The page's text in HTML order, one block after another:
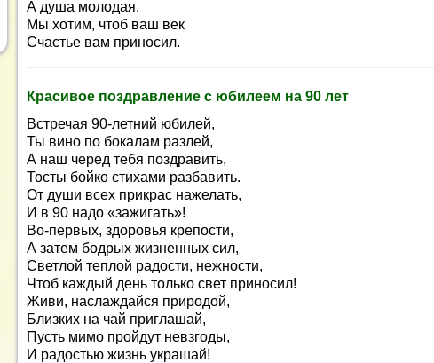
А душа молодая.
Мы хотим, чтоб ваш век
Счастье вам приносил.
Красивое поздравление с юбилеем на 90 лет
Встречая 90-летний юбилей,
Ты вино по бокалам разлей,
А наш черед тебя поздравить,
Тосты бойко стихами разбавить.
От души всех прикрас нажелать,
И в 90 надо «зажигать»!
Во-первых, здоровья крепости,
А затем бодрых жизненных сил,
Светлой теплой радости, нежности,
Чтоб каждый день только свет приносил!
Живи, наслаждайся природой,
Близких на чай приглашай,
Пусть мимо пройдут невзгоды,
И радостью жизнь украшай!